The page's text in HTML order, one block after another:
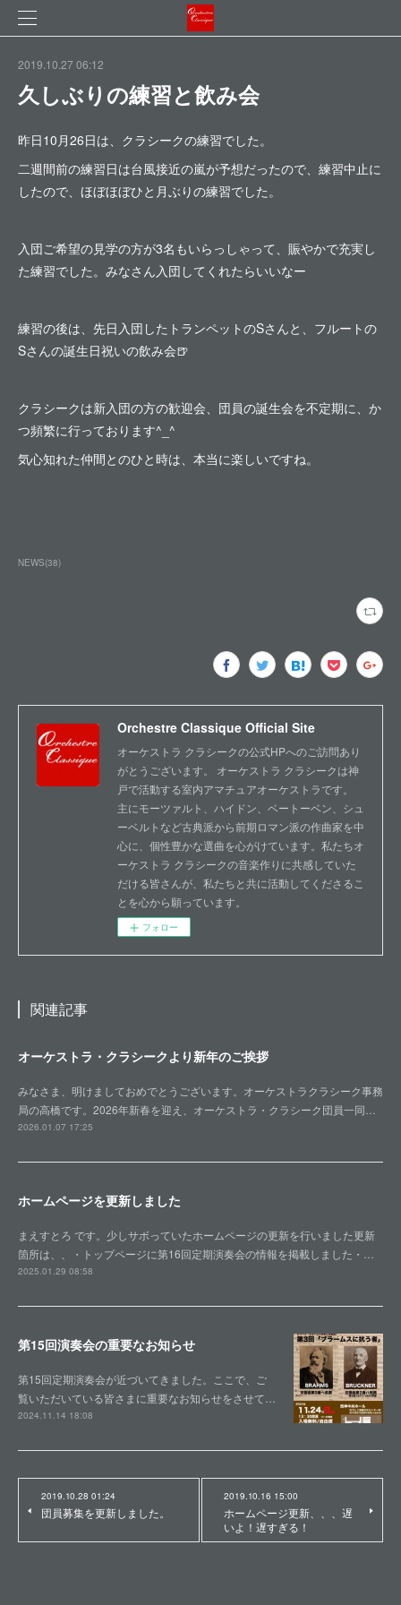
2019.10.27 06:12
久しぶりの練習と飲み会
昨日10月26日は、クラシークの練習でした。
二週間前の練習日は台風接近の嵐が予想だったので、練習中止に
したので、ほぼほぼひと月ぶりの練習でした。
入団ご希望の見学の方が3名もいらっしゃって、賑やかで充実し
た練習でした。みなさん入団してくれたらいいなー
練習の後は、先日入団したトランペットのSさんと、フルートの
Sさんの誕生日祝いの飲み会🍺
クラシークは新入団の方の歓迎会、団員の誕生会を不定期に、か
つ頻繁に行っております^_^
気心知れた仲間とのひと時は、本当に楽しいですね。
NEWS(38)
Orchestre Classique Official Site
オーケストラ クラシークの公式HPへのご訪問あり
がとうございます。 オーケストラ クラシークは神
戸で活動する室内アマチュアオーケストラです。
主にモーツァルト、ハイドン、ベートーベン、シュ
ーベルトなど古典派から前期ロマン派の作曲家を中
心に、個性豊かな選曲を心がけています。私たちオ
ーケストラ クラシークの音楽作りに共感していた
だける皆さんが、私たちと共に活動してくださるこ
とを心から願っています。
フォロー
関連記事
オーケストラ・クラシークより新年のご挨拶
みなさま、明けましておめでとうございます。オーケストラクラシーク事務
局の高橋です。2026年新春を迎え、オーケストラ・クラシーク団員一同…
2026.01.07 17:25
ホームページを更新しました
まえすとろ です。少しサボっていたホームページの更新を行いました更新
箇所は、、・トップページに第16回定期演奏会の情報を掲載しました・…
2025.01.29 08:58
第15回演奏会の重要なお知らせ
第15回定期演奏会が近づいてきました。ここで、ご
覧いただいている皆さまに重要なお知らせをさせて…
2024.11.14 18:08
2019.10.28 01:24
団員募集を更新しました。
2019.10.16 15:00
ホームページ更新、、、遅
いよ！遅すぎる！